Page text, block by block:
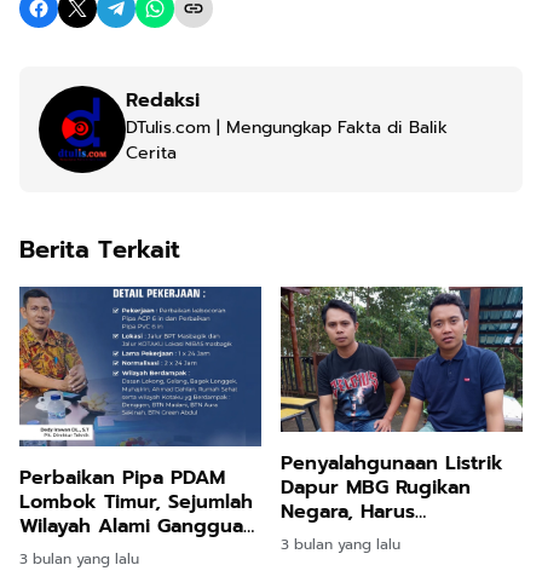
Redaksi
DTulis.com | Mengungkap Fakta di Balik
Cerita
Berita Terkait
Perbaikan Pipa PDAM
Lombok Timur, Sejumlah
Wilayah Alami Gangguan
Distribusi Air
3 bulan yang lalu
Penyalahgunaan Listrik
Dapur MBG Rugikan
Negara, Harus
Ditertibkan
3 bulan yang lalu